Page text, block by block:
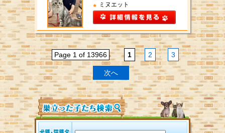
ミヌエット
Page 1 of 13966 1 2 3
次へ